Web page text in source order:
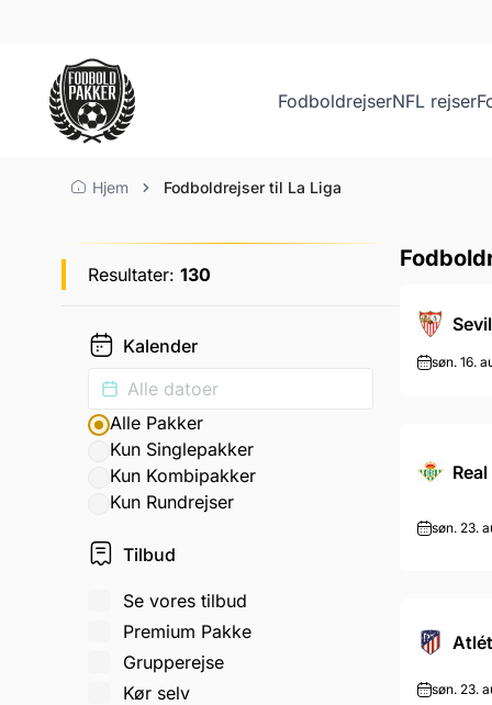
FodboldrejserNFL rejser
Fodboldrejser til La Liga
Hjem Fodboldrejser til La Liga
Resultater: 130
Kalender
Alle Pakker
Kun Singlepakker
Kun Kombipakker
Kun Rundrejser
Tilbud
Se vores tilbud
Premium Pakke
Grupperejse
Kør selv
søn. 16.
søn. 23.
søn. 23.